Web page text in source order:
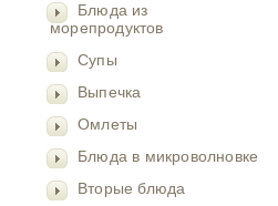
Блюда из
морепродуктов
Супы
Выпечка
Омлеты
Блюда в микроволновке
Вторые блюда